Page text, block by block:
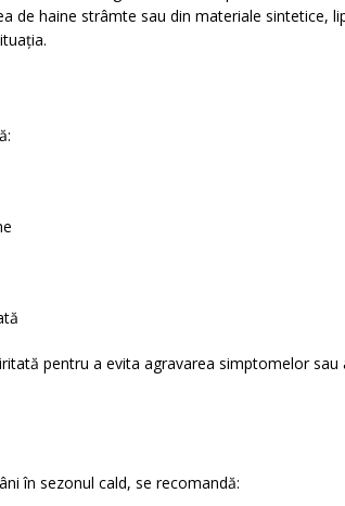
de haine strâmte sau din materiale sintetice,
pentru a evita agravarea simptomelor sau
în sezonul cald, se recomandă: